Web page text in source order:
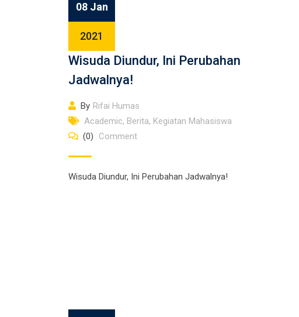
08 Jan
2021
Wisuda Diundur, Ini Perubahan
Jadwalnya!
By Rifai Humas
Academic, Berita, Kegiatan Mahasiswa
(0)
Comment
Wisuda Diundur, Ini Perubahan Jadwalnya!